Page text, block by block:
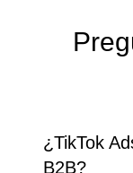
¿TikTok
B2B?